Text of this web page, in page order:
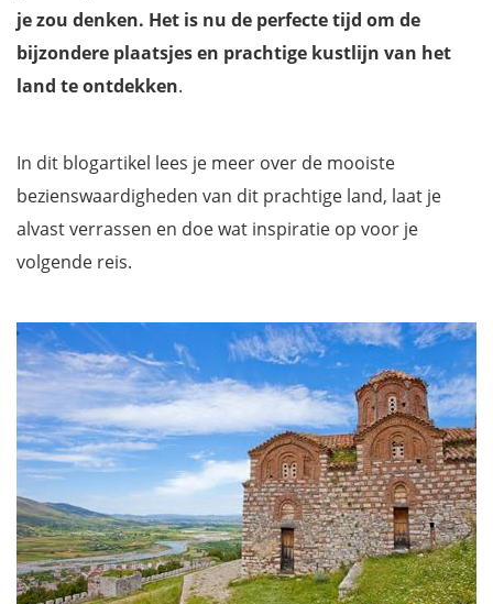
je zou denken. Het is nu de perfecte tijd om de
bijzondere plaatsjes en prachtige kustlijn van het
land te ontdekken.
In dit blogartikel lees je meer over de mooiste
bezienswaardigheden van dit prachtige land, laat je
alvast verrassen en doe wat inspiratie op voor je
volgende reis.